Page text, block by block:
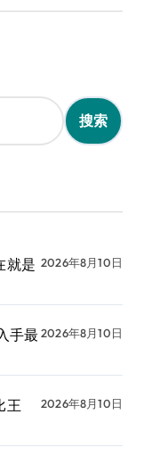
就是 2026年8月10日
手最2026年8月10日
王
2026年8月10日